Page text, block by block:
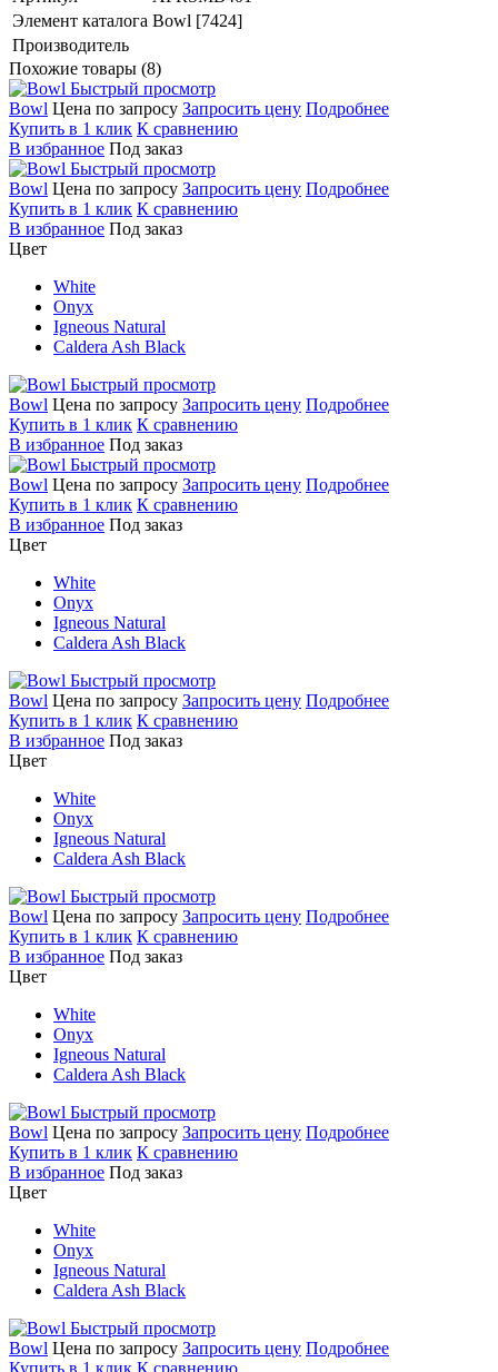
Элемент каталога Bowl [7424]
Производитель
Похожие товары (8)
Быстрый просмотр
Bowl Цена по запросу Запросить цену Подробнее
Купить в 1 клик К сравнению
В избранное Под заказ
Быстрый просмотр
Bowl Цена по запросу Запросить цену Подробнее
Купить в 1 клик К сравнению
В избранное Под заказ
Цвет
White
Onyx
Igneous Natural
Caldera Ash Black
Быстрый просмотр
Bowl Цена по запросу Запросить цену Подробнее
Купить в 1 клик К сравнению
В избранное Под заказ
Быстрый просмотр
Bowl Цена по запросу Запросить цену Подробнее
Купить в 1 клик К сравнению
В избранное Под заказ
Цвет
White
Onyx
Igneous Natural
Caldera Ash Black
Быстрый просмотр
Bowl Цена по запросу Запросить цену Подробнее
Купить в 1 клик К сравнению
В избранное Под заказ
Цвет
White
Onyx
Igneous Natural
Caldera Ash Black
Быстрый просмотр
Bowl Цена по запросу Запросить цену Подробнее
Купить в 1 клик К сравнению
В избранное Под заказ
Цвет
White
Onyx
Igneous Natural
Caldera Ash Black
Быстрый просмотр
Bowl Цена по запросу Запросить цену Подробнее
Купить в 1 клик К сравнению
В избранное Под заказ
Цвет
White
Onyx
Igneous Natural
Caldera Ash Black
Быстрый просмотр
Bowl Цена по запросу Запросить цену Подробнее
Купить в 1 клик К сравнению